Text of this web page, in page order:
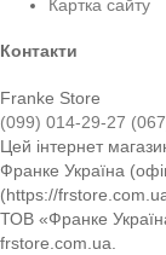
Картка сайту
Контакти
Franke Store
(099) 014-29-27
Цей інтернет
Франке Україна
(https://
ТОВ «Франке
frstore.com.ua.